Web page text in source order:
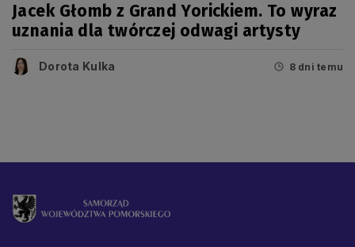
Jacek Głomb z Grand Yorickiem. To wyraz
uznania dla twórczej odwagi artysty
Dorota Kulka 8 dni temu